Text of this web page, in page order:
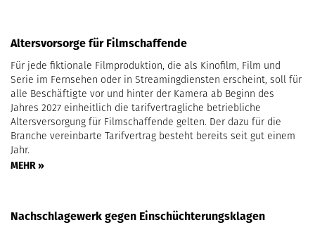
Altersvorsorge für Filmschaffende
Für jede fiktionale Filmproduktion, die als Kinofilm, Film und
Serie im Fernsehen oder in Streamingdiensten erscheint, soll für
alle Beschäftigte vor und hinter der Kamera ab Beginn des
Jahres 2027 einheitlich die tarifvertragliche betriebliche
Altersversorgung für Filmschaffende gelten. Der dazu für die
Branche vereinbarte Tarifvertrag besteht bereits seit gut einem
Jahr.
MEHR »
Nachschlagewerk gegen Einschüchterungsklagen